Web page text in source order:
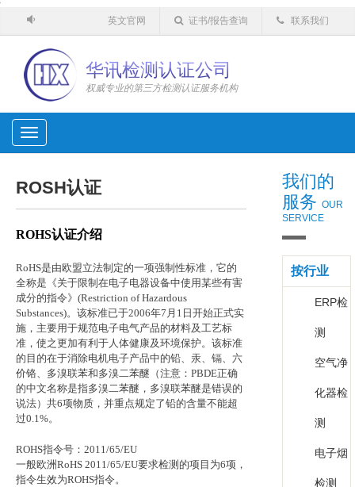
'
英文官网 证书/报告查询 联系我们
华讯检测认证公司
权威专业的第三方检测认证服务机构
Toggle
navigation
ROSH认证
ROHS认证介绍
RoHS是由欧盟立法制定的一项强制性标准，它的
全称是《关于限制在电子电器设备中使用某些有害
成分的指令》 (Restriction of Hazardous
Substances)。该标准已于2006年7 月 1 日开始正式实
施，主要用于规范电子电气产品的材料及工艺标
准，使之更加有利于人体健康及环境保护。该标准
的目的在于消除电机电子产品中的铅、汞、镉、六
价铬、多溴联苯和多溴二苯醚（注意： PBDE正确
的中文名称是指多溴二苯醚，多溴联苯醚是错误的
说法）共6项物质，并重点规定了铅的含量不能超
过0.1%。
ROHS指令号： 2011/65/EU
一般欧洲RoHS 2011/65/EU要求检测的项目为6项，
指令生效为ROHS指令。
我们的
服务 OUR
SERVICE
按行业
ERP检
测
空气净
化器检
测
电子烟
检测